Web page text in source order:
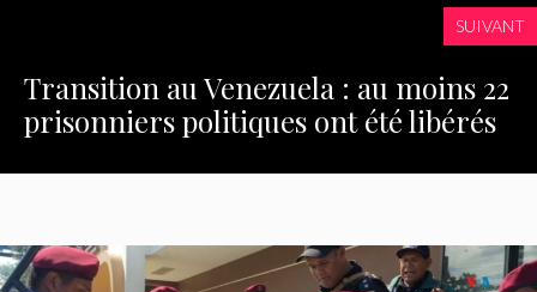
SUIVANT
Transition au Venezuela : au moins 22
prisonniers politiques ont été libérés